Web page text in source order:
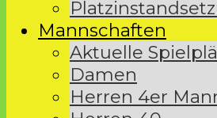
Mannschaften
Aktuelle
Damen
Herren 4er